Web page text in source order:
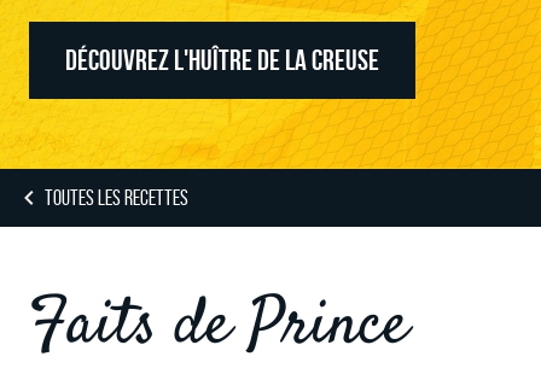
DÉCOUVREZ L'HUÎTRE DE LA CREUSE
TOUTES LES RECETTES
Faits de Prince